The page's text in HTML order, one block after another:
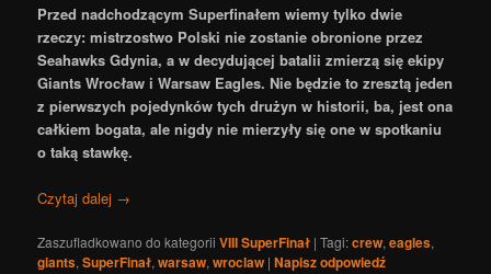
Przed nadchodzącym Superfinałem wiemy tylko dwie
rzeczy: mistrzostwo Polski nie zostanie obronione przez
Seahawks Gdynia, a w decydującej batalii zmierzą się ekipy
Giants Wrocław i Warsaw Eagles. Nie będzie to zresztą jeden
z pierwszych pojedynków tych drużyn w historii, ba, jest ona
całkiem bogata, ale nigdy nie mierzyły się one w spotkaniu
o taką stawkę.
Czytaj dalej →
Zaszufladkowano do kategorii VIII SuperFinał |Tagi:crew,eagles,
giants,SuperFinał,warsaw,wroclaw |Napisz odpowiedź